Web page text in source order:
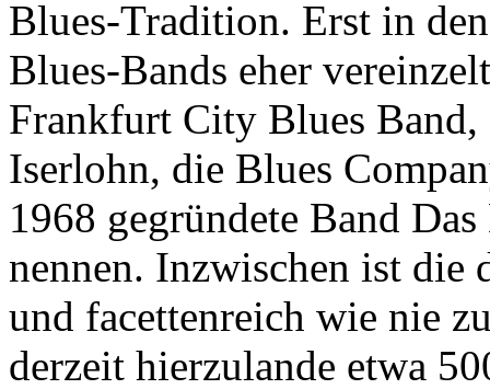
Blues-Tradition. Erst in
Blues-Bands eher
Frankfurt City Blues Band,
Iserlohn, die Blues
1968 gegründete Band
nennen. Inzwischen ist die
und facettenreich wie nie
derzeit hierzulande etwa